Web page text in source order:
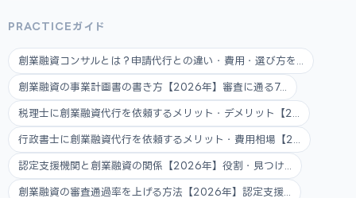
PRACTICEガイド
創業融資コンサルとは？申請代行との違い・費用・選び方を...
創業融資の事業計画書の書き方【2026年】審査に通る7...
税理士に創業融資代行を依頼するメリット・デメリット【2...
行政書士に創業融資代行を依頼するメリット・費用相場【2...
認定支援機関と創業融資の関係【2026年】役割・見つけ...
創業融資の審査通過率を上げる方法【2026年】認定支援...